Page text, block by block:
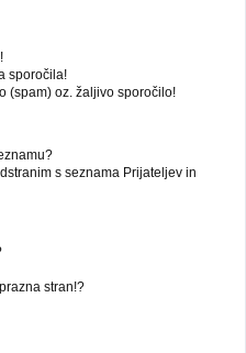
sporočila!
(spam) oz. žaljivo sporočilo!
s seznama Prijateljev in
stran!?